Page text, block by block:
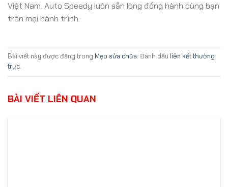
Việt Nam. Auto Speedy luôn sẵn lòng đồng hành cùng bạn
trên mọi hành trình.
Bài viết này được đăng trong Mẹo sửa chữa. Đánh dấu liên kết thường
trực.
BÀI VIẾT LIÊN QUAN